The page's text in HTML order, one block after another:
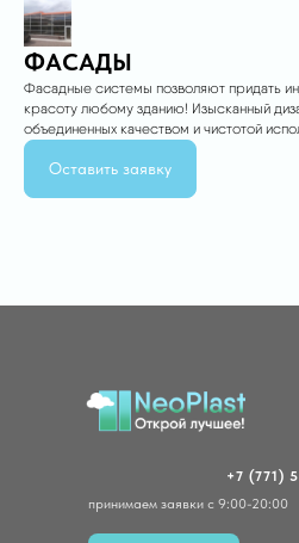
ФАСАДЫ
Фасадные системы позволяют придать
красоту любому зданию! Изысканный
объединенных качеством и чистотой
Оставить заявку
+7 (771)
принимаем заявки с 9:00-20:00